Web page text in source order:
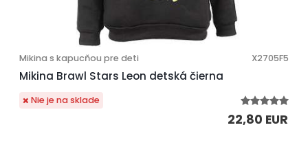
Mikina Brawl Stars Leon detská čierna
Mikina s kapucňou pre deti X2705F5
22,80 EUR
Nie je na sklade